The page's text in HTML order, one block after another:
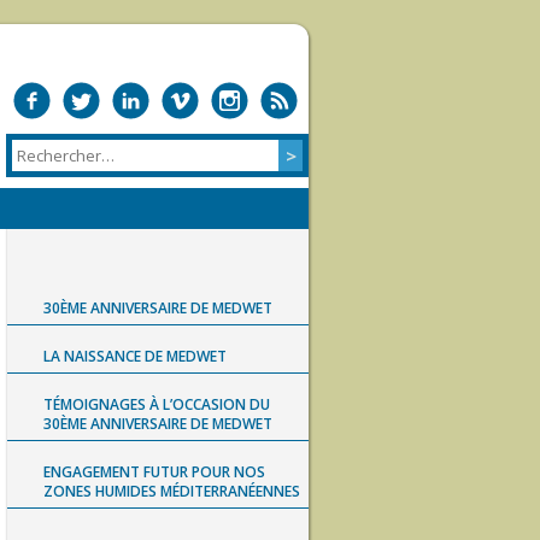
30ÈME ANNIVERSAIRE DE MEDWET
LA NAISSANCE DE MEDWET
TÉMOIGNAGES À L’OCCASION DU
30ÈME ANNIVERSAIRE DE MEDWET
ENGAGEMENT FUTUR POUR NOS
ZONES HUMIDES MÉDITERRANÉENNES